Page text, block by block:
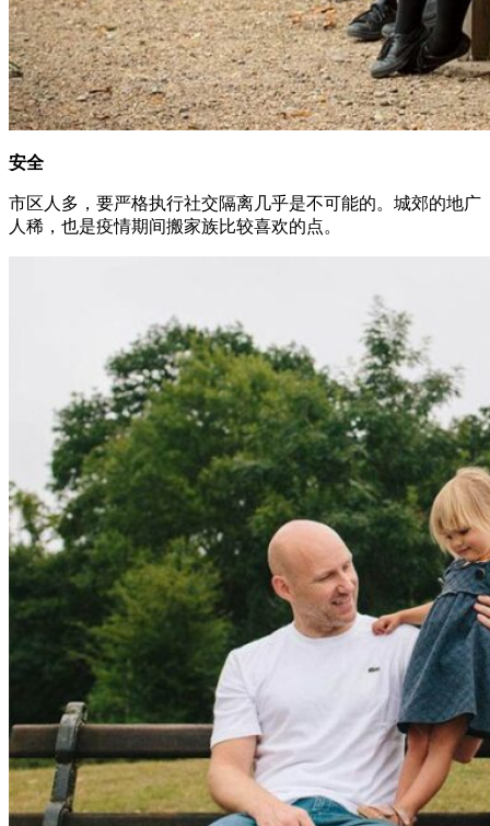
安全
市区人多，要严格执行社交隔离几乎是不可能的。城郊的地广
人稀，也是疫情期间搬家族比较喜欢的点。